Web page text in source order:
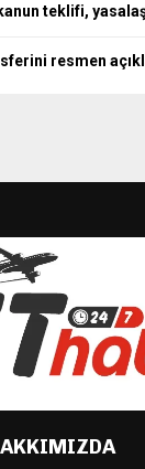
teklifi,
resmen